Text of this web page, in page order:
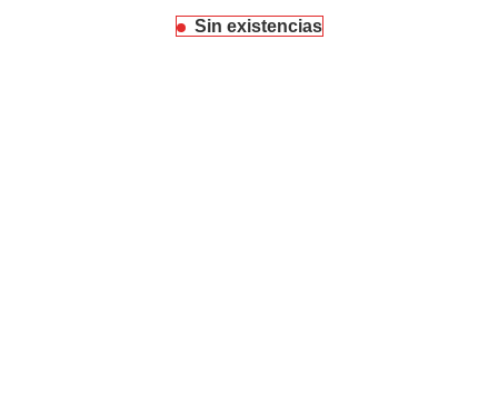
Sin existencias